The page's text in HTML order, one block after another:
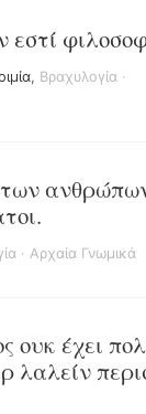
εστί
, Βραχυλογία ·
των
· Αρχαία Γνωμικά
ουκ έχει
λαλείν